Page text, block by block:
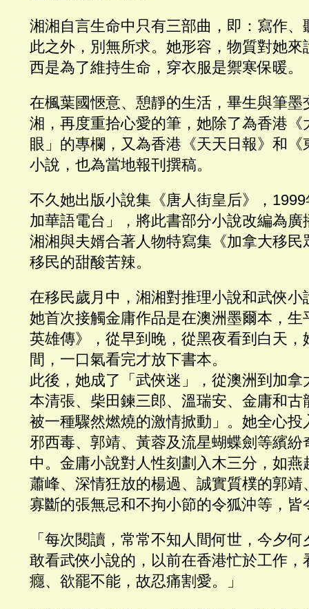
湘湘自言生命中只有三部曲，即：寫作、
此之外，別無所求。她形容，物質對她來
西是為了維持生命，穿衣服是禦寒保暖。
在楓葉國愜意、憩靜的生活，畢生與筆墨
湘，再度重拾心愛的筆，她除了為香港《
眼」的專欄，又為香港《天天日報》和《
小說，也為當地報刊撰稿。
不久她出版小說集《唐人街皇后》，
加華語電台」，將此書部分小說改編為廣
湘湘與夫婿合著人物特寫集《加拿大移民
移民的甜酸苦辣。
在移民歲月中，湘湘對推理小說和武俠小
她首次接觸金庸作品是在澳洲墨爾本，生
英雄傳》，從早到晚，從黑夜看到白天，
間，一口氣看完才放下書本。
此後，她成了「武俠迷」，從澳洲到加拿
本清張、柴田鍊三郎、溫瑞安、金庸和古
被一種驟然燃燒的激情掀動」。她全心投
邪西毒、郭靖、黃蓉及流星蝴蝶劍等繽紛
中。金庸小說對人性刻劃入木三分，如燕
蕭峰、深情狂放的楊過、誠實質樸的郭靖
寡斷的張無忌和不拘小節的令狐沖等，皆
「每次閱讀，常常不知人間何世，今夕
敢看武俠小說的，以前在香港忙於工作，
癮、欲罷不能，故忍痛割愛。」